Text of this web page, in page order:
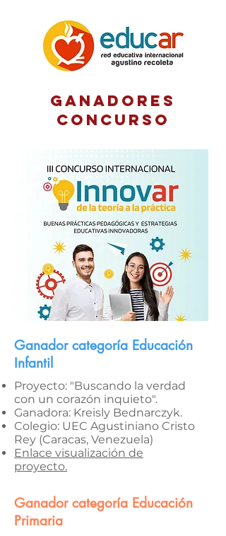
GANADORES
CONCURSO
Ganador categoría Educación
Infantil
Proyecto: "Buscando la verdad
con un corazón inquieto".
Ganadora: Kreisly Bednarczyk.
Colegio: UEC Agustiniano Cristo
Rey (Caracas, Venezuela)
Enlace visualización de
proyecto.
Ganador categoría Educación
Primaria